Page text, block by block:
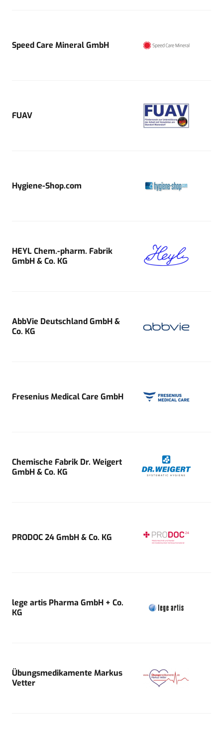
Speed Care Mineral GmbH
FUAV
Hygiene-Shop.com
HEYL Chem.-pharm. Fabrik
GmbH & Co. KG
AbbVie Deutschland GmbH &
Co. KG
Fresenius Medical Care GmbH
Chemische Fabrik Dr. Weigert
GmbH & Co. KG
PRODOC 24 GmbH & Co. KG
lege artis Pharma GmbH + Co.
KG
Übungsmedikamente Markus
Vetter